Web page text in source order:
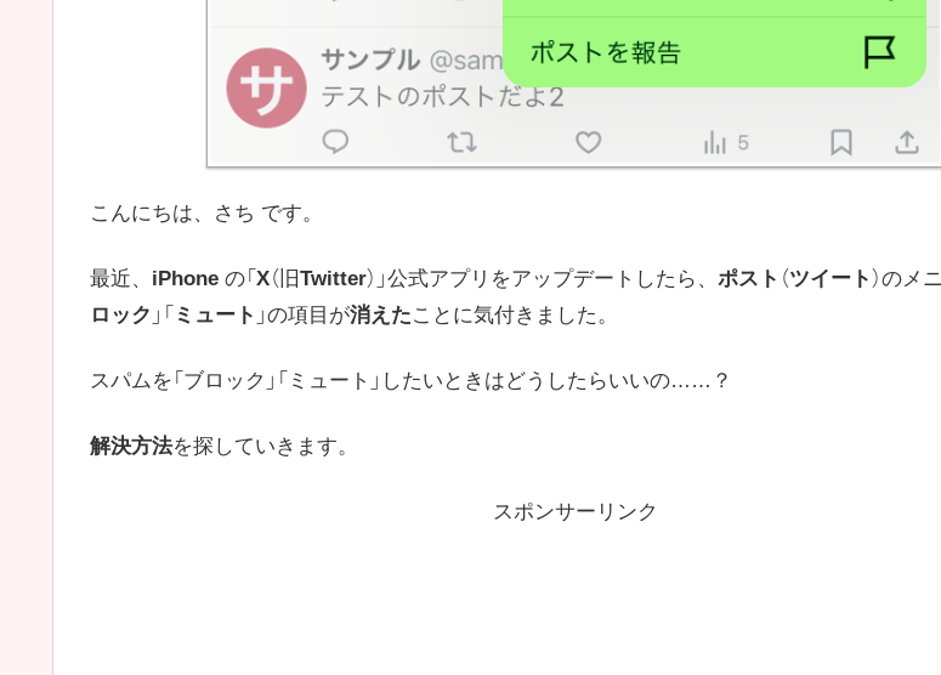
こんにちは、さち です。
最近、 iPhone の「 X（旧Twitter）」公式アプリをアップデートしたら、 ポスト （ツイート ）のメ
ロック 」「 ミュート 」の項目が消えたことに気付きました。
スパムを「ブロック」「ミュート」したいときはどうしたらいいの……？
解決方法を探していきます。
スポンサーリンク